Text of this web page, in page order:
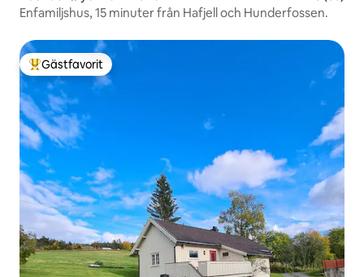
Enfamiljshus, 15 minuter från Hafjell och Hunderfossen.
Populär gästfavorit
Gästfavorit